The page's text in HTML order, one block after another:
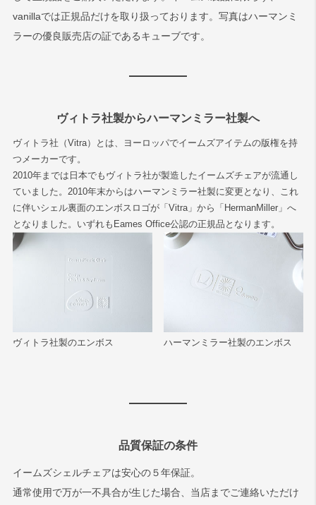
vanillaでは正規品だけを取り扱っております。写真はハーマンミ
ラーの優良販売店の証であるキューブです。
ヴィトラ社製からハーマンミラー社製へ
ヴィトラ社（Vitra）とは、ヨーロッパでイームズアイテムの版権を持
つメーカーです。
2010年までは日本でもヴィトラ社が製造したイームズチェアが流通し
ていました。2010年末からはハーマンミラー社製に変更となり、これ
に伴いシェル裏面のエンボスロゴが「Vitra」から「HermanMiller」へ
となりました。いずれもEames Office公認の正規品となります。
ヴィトラ社製のエンボス ハーマンミラー社製のエンボス
品質保証の条件
イームズシェルチェアは安心の５年保証。
通常使用で万が一不具合が生じた場合、当店までご連絡いただけ